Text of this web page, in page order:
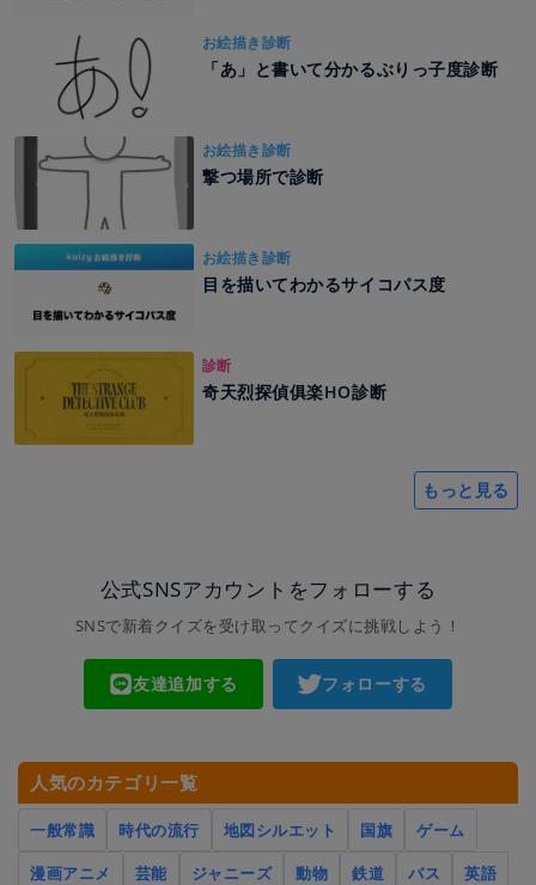
お絵描き診断
「あ」と書いて分かるぶりっ子度診断
お絵描き診断
撃つ場所で診断
お絵描き診断
目を描いてわかるサイコパス度
診断
奇天烈探偵俱楽HO診断
もっと見る
公式SNSアカウントをフォローする
SNSで新着クイズを受け取ってクイズに挑戦しよう！
友達追加する フォローする
人気のカテゴリ一覧
一般常識 時代の流行 地図シルエット 国旗
ゲーム
漫画アニメ
芸能 ジャニーズ 動物 鉄道 バス
英語